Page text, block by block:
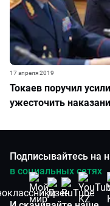
Токаев поручил
ужесточить
17 апреля 2019
Подписывайтесь на
в социальных сетях